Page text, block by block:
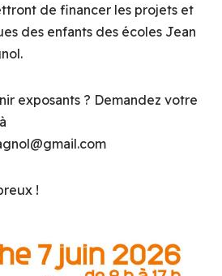
de financer les projets et
des enfants des écoles Jean
exposants ? Demandez votre
!